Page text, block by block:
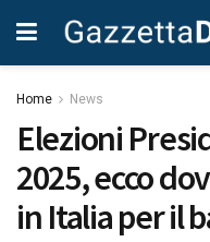
Home News
Elezioni
2025, ecco
in Italia per il